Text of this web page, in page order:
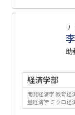
リ
助
経済学部
開発経済学 教育経
量経済学 ミクロ経